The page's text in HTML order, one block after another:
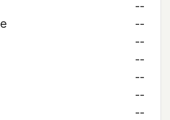
--
--
--
--
--
--
--